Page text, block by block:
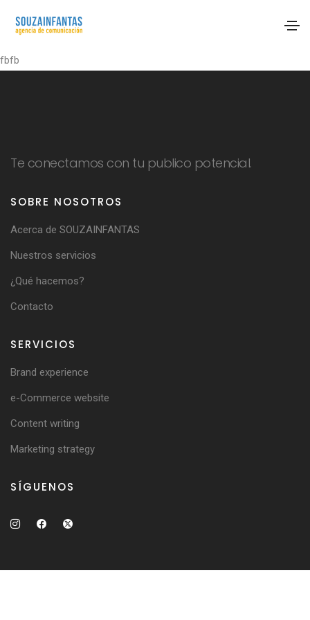
fbfb
Te conectamos con tu publico potencial.
SOBRE NOSOTROS
Acerca de SOUZAINFANTAS
Nuestros servicios
¿Qué hacemos?
Contacto
SERVICIOS
Brand experience
e-Commerce website
Content writing
Marketing strategy
SÍGUENOS